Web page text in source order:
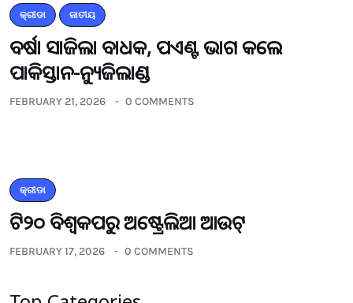
କ୍ରୀଡା ଜାତୀୟ
ବର୍ଷା ସାଜିଲା ବାଧକ, ପଏଣ୍ଟ ଭାଗ କଲେ
ପାକିସ୍ତାନ-ନ୍ୟୁଜିଲାଣ୍ଡ
FEBRUARY 21, 2026 0 COMMENTS
କ୍ରୀଡା
ଟି୨୦ ବିଶ୍ୱକପରୁ ଅଷ୍ଟ୍ରେଲିଆ ଆଉଟ୍‌
FEBRUARY 17, 2026 0 COMMENTS